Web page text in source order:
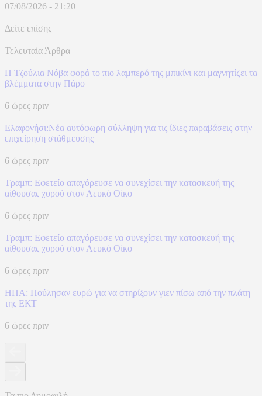
07/08/2026 - 21:20
Δείτε επίσης
Τελευταία Άρθρα
Η Τζούλια Νόβα φορά το πιο λαμπερό της μπικίνι και μαγνητίζει τα
βλέμματα στην Πάρο
6 ώρες πριν
Ελαφονήσι:Νέα αυτόφωρη σύλληψη για τις ίδιες παραβάσεις στην
επιχείρηση στάθμευσης
6 ώρες πριν
Τραμπ: Εφετείο απαγόρευσε να συνεχίσει την κατασκευή της
αίθουσας χορού στον Λευκό Οίκο
6 ώρες πριν
Τραμπ: Εφετείο απαγόρευσε να συνεχίσει την κατασκευή της
αίθουσας χορού στον Λευκό Οίκο
6 ώρες πριν
ΗΠΑ: Πούλησαν ευρώ για να στηρίξουν γιεν πίσω από την πλάτη
της ΕΚΤ
6 ώρες πριν